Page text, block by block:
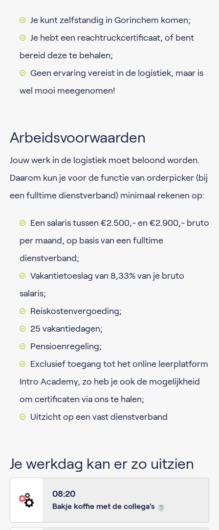
Je kunt zelfstandig in Gorinchem komen;
Je hebt een reachtruckcertificaat, of bent
bereid deze te behalen;
Geen ervaring vereist in de logistiek, maar is
wel mooi meegenomen!
Arbeidsvoorwaarden
Jouw werk in de logistiek moet beloond worden.
Daarom kun je voor de functie van orderpicker (bij
een fulltime dienstverband) minimaal rekenen op:
Een salaris tussen €2.500,- en €2.900,- bruto
per maand, op basis van een fulltime
dienstverband;
Vakantietoeslag van 8,33% van je bruto
salaris;
Reiskostenvergoeding;
25 vakantiedagen;
Pensioenregeling;
Exclusief toegang tot het online leerplatform
Intro Academy, zo heb je ook de mogelijkheid
om certificaten via ons te halen;
Uitzicht op een vast dienstverband
Je werkdag kan er zo uitzien
08:20
Bakje koffie met de collega's 🍵